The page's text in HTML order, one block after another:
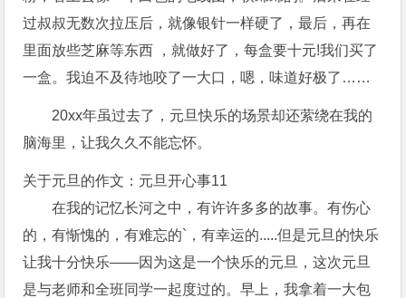
过叔叔无数次拉压后，就像银针一样硬了，最后，再在
里面放些芝麻等东西 ，就做好了，每盒要十元!我们买了
一盒。我迫不及待地咬了一大口，嗯，味道好极了……
20xx年虽过去了，元旦快乐的场景却还萦绕在我的
脑海里，让我久久不能忘怀。
关于元旦的作文：元旦开心事11
在我的记忆长河之中，有许许多多的故事。有伤心
的，有惭愧的，有难忘的`，有幸运的.....但是元旦的快乐
让我十分快乐——因为这是一个快乐的元旦，这次元旦
是与老师和全班同学一起度过的。早上，我拿着一大包